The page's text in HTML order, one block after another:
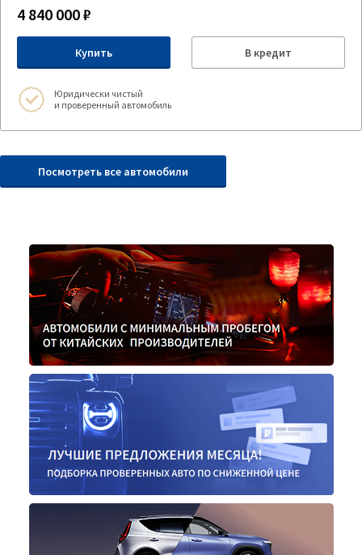
4 840 000 ₽
Купить В кредит
Юридически чистый
и проверенный автомобиль
Посмотреть все автомобили